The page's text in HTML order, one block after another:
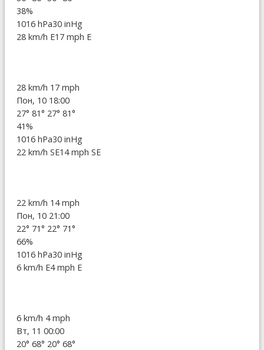
38%
1016 hPa30 inHg
28 km/h E17 mph E
28 km/h 17 mph
Пон, 10 18:00
27° 81° 27° 81°
41%
1016 hPa30 inHg
22 km/h SE14 mph SE
22 km/h 14 mph
Пон, 10 21:00
22° 71° 22° 71°
66%
1016 hPa30 inHg
6 km/h E4 mph E
6 km/h 4 mph
Вт, 11 00:00
20° 68° 20° 68°